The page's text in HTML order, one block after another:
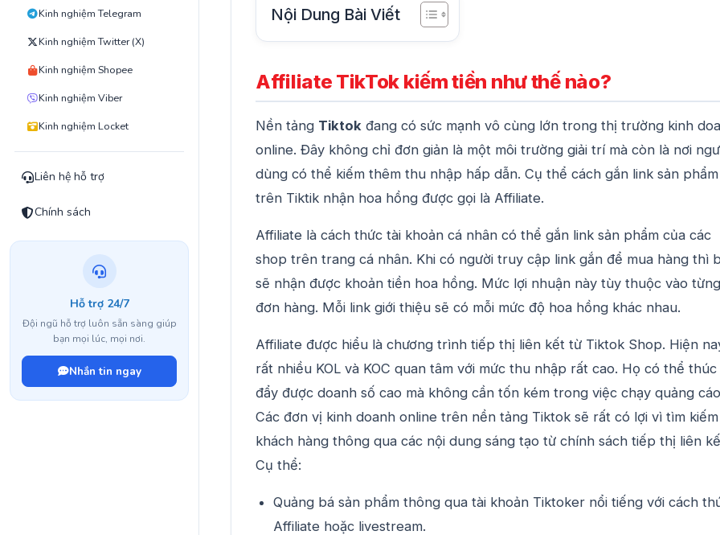
Kinh nghiệm Telegram
Kinh nghiệm Twitter (X)
Kinh nghiệm Shopee
Kinh nghiệm Viber
Kinh nghiệm Locket
Liên hệ hỗ trợ
Chính sách
Hỗ trợ 24/7
Đội ngũ hỗ trợ luôn sẵn sàng giúp
bạn mọi lúc, mọi nơi.
Nhắn tin ngay
Nội Dung Bài Viết
Affiliate TikTok kiếm tiền như thế nào?
Nền tảng Tiktok đang có sức mạnh vô cùng lớn trong thị trường kinh
online. Đây không chỉ đơn giản là một môi trường giải trí mà còn là nơi
dùng có thể kiếm thêm thu nhập hấp dẫn. Cụ thể cách gắn link sản phẩm
trên Tiktik nhận hoa hồng được gọi là Affiliate.
Affiliate là cách thức tài khoản cá nhân có thể gắn link sản phẩm của các
shop trên trang cá nhân. Khi có người truy cập link gắn để mua hàng thì
sẽ nhận được khoản tiền hoa hồng. Mức lợi nhuận này tùy thuộc vào từng
đơn hàng. Mỗi link giới thiệu sẽ có mỗi mức độ hoa hồng khác nhau.
Affiliate được hiểu là chương trình tiếp thị liên kết từ Tiktok Shop. Hiện
rất nhiều KOL và KOC quan tâm với mức thu nhập rất cao. Họ có thể thúc
đẩy được doanh số cao mà không cần tốn kém trong việc chạy quảng
Các đơn vị kinh doanh online trên nền tảng Tiktok sẽ rất có lợi vì tìm kiếm
khách hàng thông qua các nội dung sáng tạo từ chính sách tiếp thị liên
Cụ thể:
Quảng bá sản phẩm thông qua tài khoản Tiktoker nổi tiếng với cách
Affiliate hoặc livestream.